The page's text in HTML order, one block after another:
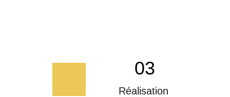
03
Réalisation